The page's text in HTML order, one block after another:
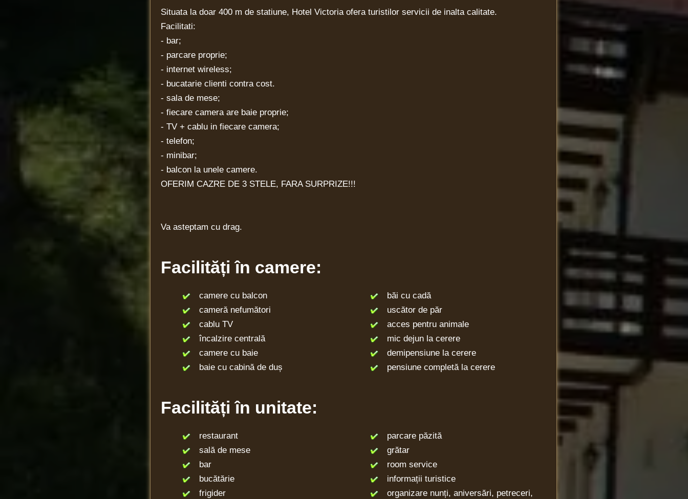
Situata la doar 400 m de statiune, Hotel Victoria ofera turistilor servicii de inalta calitate.
Facilitati:
- bar;
- parcare proprie;
- internet wireless;
- bucatarie clienti contra cost.
- sala de mese;
- fiecare camera are baie proprie;
- TV + cablu in fiecare camera;
- telefon;
- minibar;
- balcon la unele camere.
OFERIM CAZRE DE 3 STELE, FARA SURPRIZE!!!
Va asteptam cu drag.
Facilități în camere:
camere cu balcon
cameră nefumători
cablu TV
încalzire centrală
camere cu baie
baie cu cabină de duș
băi cu cadă
uscător de păr
acces pentru animale
mic dejun la cerere
demipensiune la cerere
pensiune completă la cerere
Facilități în unitate:
restaurant
sală de mese
bar
bucătărie
frigider
parcare păzită
grătar
room service
informații turistice
organizare nunți, aniversări, petreceri,